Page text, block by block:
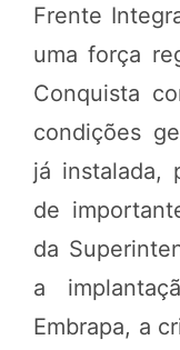
Frente
uma força
Conquista
condições
já instalada,
de
da
a
Embrapa, a